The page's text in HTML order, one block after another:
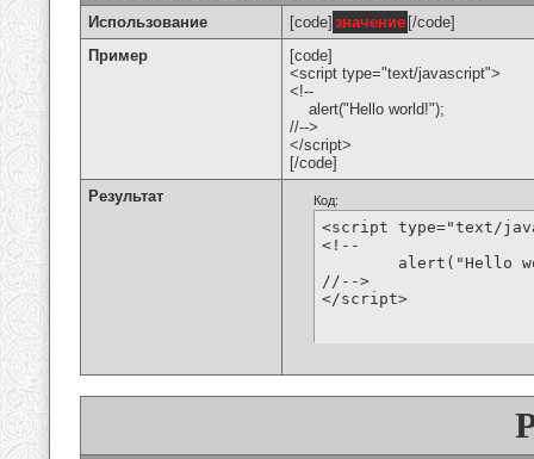
Использование [code] значение [/code]
Пример
[code]
<script type="text/javascript">
<!--
alert("Hello world!");
//-->
</script>
[/code]
Результат
Код:
<script type="text/
<!--
//-->
</script>